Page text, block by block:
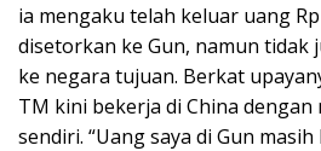
ia mengaku telah keluar uang
disetorkan ke Gun, namun tidak
ke negara tujuan. Berkat
TM kini bekerja di China
sendiri. “Uang saya di Gun